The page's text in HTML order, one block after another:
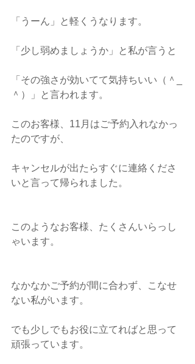
「うーん」と軽くうなります。
「少し弱めましょうか」と私が言うと
「その強さが効いてて気持ちいい（＾_
＾）」と言われます。
このお客様、11月はご予約入れなかっ
たのですが、
キャンセルが出たらすぐに連絡くださ
いと言って帰られました。
このようなお客様、たくさんいらっし
ゃいます。
なかなかご予約が間に合わず、こなせ
ない私がいます。
でも少しでもお役に立てればと思って
頑張っています。